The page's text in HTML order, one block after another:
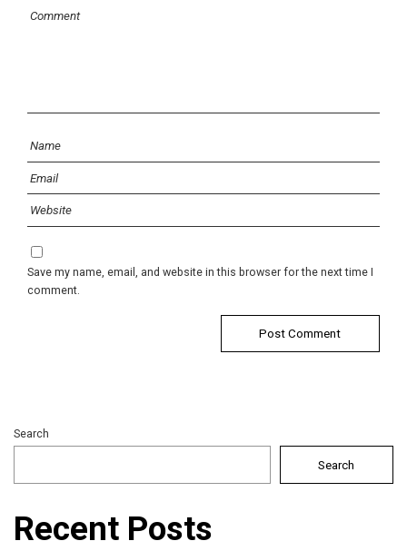
Save my name, email, and website in this browser for the next time I
comment.
Search
Search
Recent Posts